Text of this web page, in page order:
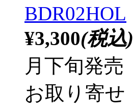
BDR02HOL
¥3,300(税込)
月下旬発売
お取り寄せ